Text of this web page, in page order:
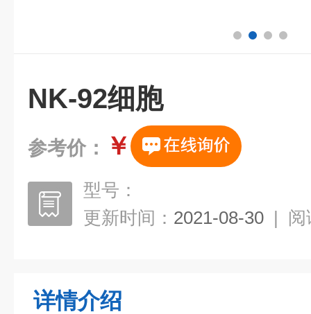
NK-92细胞
参考价： ￥
型号：
更新时间： 2021-08-30 | 阅
详情介绍